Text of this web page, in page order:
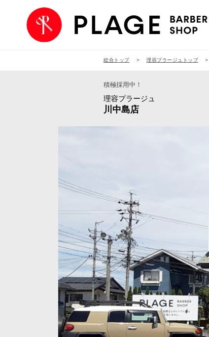
総合トップ 理容プラージュトップ
積極採用中！
理容プラージュ
川中島店